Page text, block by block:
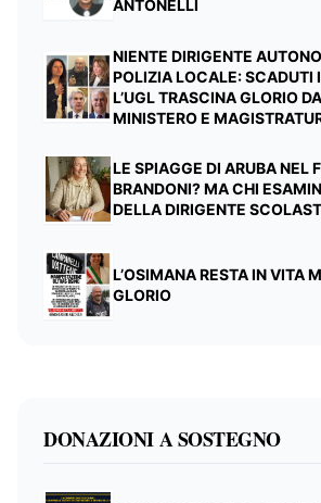
ANTONELLI
NIENTE DIRIGENTE
POLIZIA LOCALE: SCADUTI
L’UGL TRASCINA GLORIO
MINISTERO E
LE SPIAGGE DI ARUBA NEL
BRANDONI? MA CHI
DELLA DIRIGENTE
L’OSIMANA RESTA IN VITA
GLORIO
DONAZIONI A SOSTEGNO